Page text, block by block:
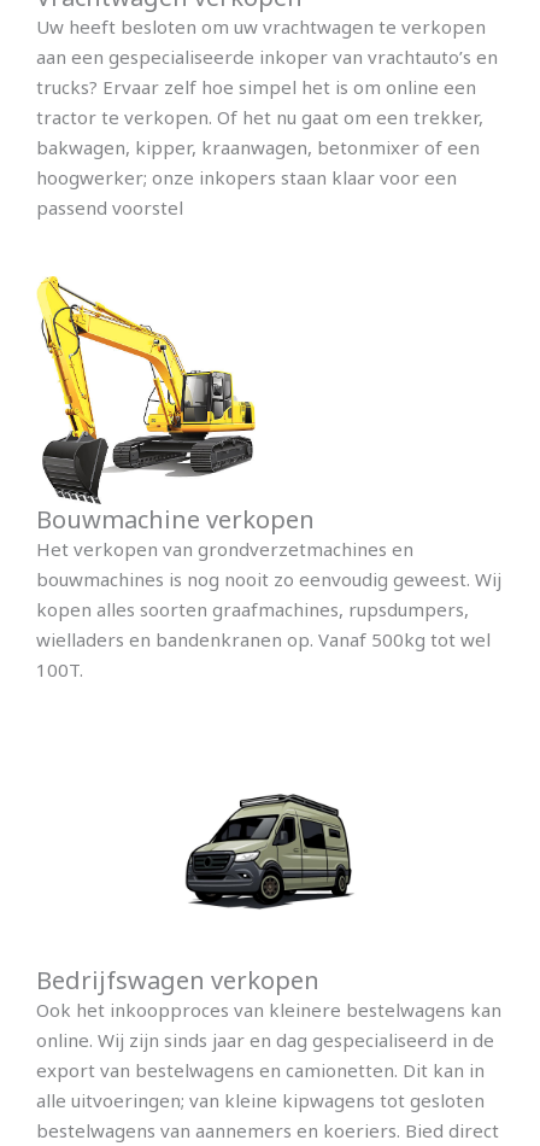
Uw heeft besloten om uw vrachtwagen te verkopen
aan een gespecialiseerde inkoper van vrachtauto’s en
trucks? Ervaar zelf hoe simpel het is om online een
tractor te verkopen. Of het nu gaat om een trekker,
bakwagen, kipper, kraanwagen, betonmixer of een
hoogwerker; onze inkopers staan klaar voor een
passend voorstel
Bouwmachine verkopen
Het verkopen van grondverzetmachines en
bouwmachines is nog nooit zo eenvoudig geweest. Wij
kopen alles soorten graafmachines, rupsdumpers,
wielladers en bandenkranen op. Vanaf 500kg tot wel
100T.
Bedrijfswagen verkopen
Ook het inkoopproces van kleinere bestelwagens kan
online. Wij zijn sinds jaar en dag gespecialiseerd in de
export van bestelwagens en camionetten. Dit kan in
alle uitvoeringen; van kleine kipwagens tot gesloten
bestelwagens van aannemers en koeriers. Bied direct